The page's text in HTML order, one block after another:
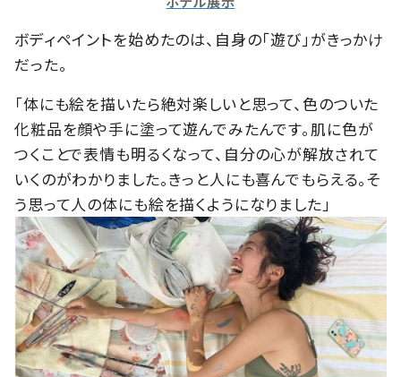
ボディペイントを始めたのは、自身の「遊び」がきっかけ
だった。
「体にも絵を描いたら絶対楽しいと思って、色のついた
化粧品を顔や手に塗って遊んでみたんです。肌に色が
つくことで表情も明るくなって、自分の心が解放されて
いくのがわかりました。きっと人にも喜んでもらえる。そ
う思って人の体にも絵を描くようになりました」